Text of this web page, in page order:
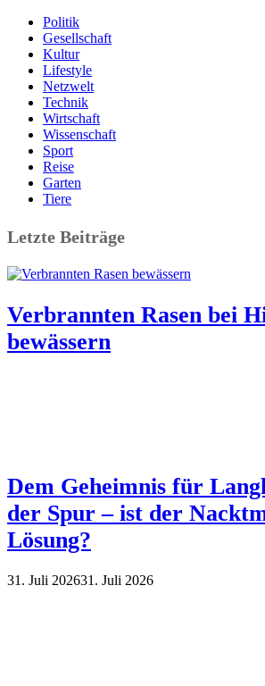
Politik
Gesellschaft
Kultur
Lifestyle
Netzwelt
Technik
Wirtschaft
Wissenschaft
Sport
Reise
Garten
Tiere
Letzte Beiträge
Verbrannten Rasen bei
bewässern
Dem Geheimnis für
der Spur – ist der
Lösung?
31. Juli 202631. Juli 2026